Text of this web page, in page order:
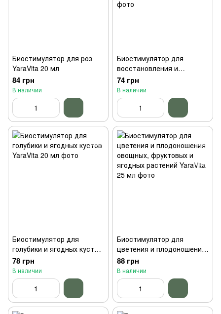
Биостимулятор для роз
YaraVita 20 мл
84 грн
В наличии
Биостимулятор для
восстановления и
активизации роста
овощных и фруктовых
растений YaraVita 20 мл
74 грн
В наличии
Биостимулятор для
голубики и ягодных кустов
YaraVita 20 мл
78 грн
В наличии
Биостимулятор для
цветения и плодоношения
овощных, фруктовых и
ягодных растений YaraVita
25 мл
88 грн
В наличии